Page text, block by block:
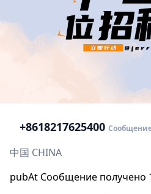
+8618217625400
中国 CHINA
pubAt Сообщение получено